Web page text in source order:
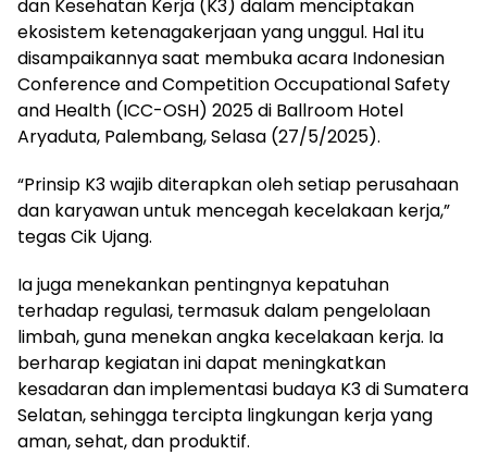
dan Kesehatan Kerja (K3) dalam menciptakan
ekosistem ketenagakerjaan yang unggul. Hal itu
disampaikannya saat membuka acara Indonesian
Conference and Competition Occupational Safety
and Health (ICC-OSH) 2025 di Ballroom Hotel
Aryaduta, Palembang, Selasa (27/5/2025).
“Prinsip K3 wajib diterapkan oleh setiap perusahaan
dan karyawan untuk mencegah kecelakaan kerja,”
tegas Cik Ujang.
Ia juga menekankan pentingnya kepatuhan
terhadap regulasi, termasuk dalam pengelolaan
limbah, guna menekan angka kecelakaan kerja. Ia
berharap kegiatan ini dapat meningkatkan
kesadaran dan implementasi budaya K3 di Sumatera
Selatan, sehingga tercipta lingkungan kerja yang
aman, sehat, dan produktif.